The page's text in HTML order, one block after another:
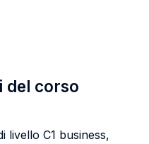
del corso
livello C1 business,